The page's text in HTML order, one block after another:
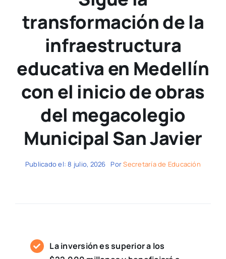
transformación de la
infraestructura
educativa en Medellín
con el inicio de obras
del megacolegio
Municipal San Javier
Publicado el: 8 julio, 2026 PorSecretaría de Educación
La inversión es superior a los